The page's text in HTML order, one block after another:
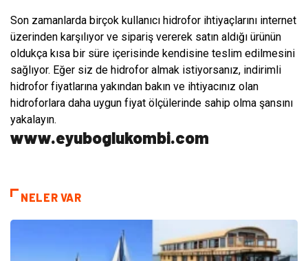
Son zamanlarda birçok kullanıcı hidrofor ihtiyaçlarını internet
üzerinden karşılıyor ve sipariş vererek satın aldığı ürünün
oldukça kısa bir süre içerisinde kendisine teslim edilmesini
sağlıyor. Eğer siz de hidrofor almak istiyorsanız, indirimli
hidrofor fiyatlarına yakından bakın ve ihtiyacınız olan
hidroforlara daha uygun fiyat ölçülerinde sahip olma şansını
yakalayın.
www.eyuboglukombi.com
NELER VAR